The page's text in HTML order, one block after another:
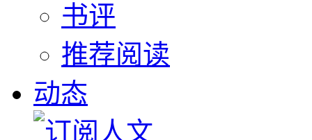
书评
推荐阅读
动态